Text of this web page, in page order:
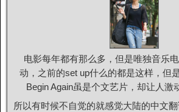
电影每年都有那么多，但是唯独音乐
动，之前的set up什么的都是这样，但
Begin Again虽是个文艺片，却让人激
所以有时候不自觉的就感觉大陆的中文